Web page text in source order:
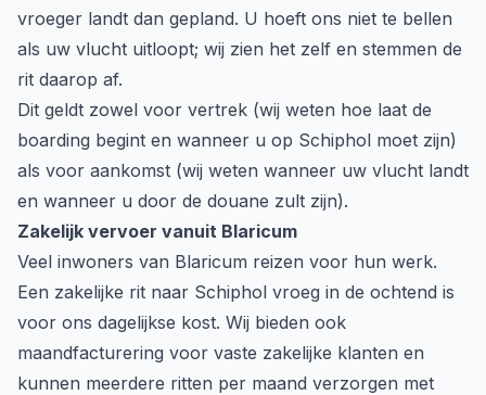
vroeger landt dan gepland. U hoeft ons niet te bellen
als uw vlucht uitloopt; wij zien het zelf en stemmen de
rit daarop af.
Dit geldt zowel voor vertrek (wij weten hoe laat de
boarding begint en wanneer u op Schiphol moet zijn)
als voor aankomst (wij weten wanneer uw vlucht landt
en wanneer u door de douane zult zijn).
Zakelijk vervoer vanuit Blaricum
Veel inwoners van Blaricum reizen voor hun werk.
Een zakelijke rit naar Schiphol vroeg in de ochtend is
voor ons dagelijkse kost. Wij bieden ook
maandfacturering voor vaste zakelijke klanten en
kunnen meerdere ritten per maand verzorgen met